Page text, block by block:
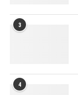
3
4